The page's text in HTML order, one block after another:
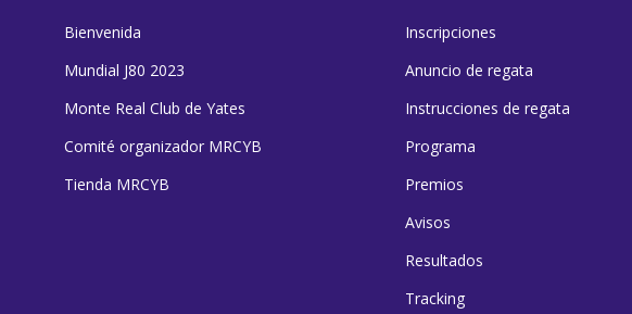
Bienvenida
Mundial J80 2023
Monte Real Club de Yates
Comité organizador MRCYB
Tienda MRCYB
Inscripciones
Anuncio de regata
Instrucciones de regata
Programa
Premios
Avisos
Resultados
Tracking